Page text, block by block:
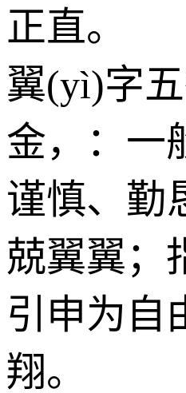
正直。
翼(yì)字
金，：一
谨慎、勤
兢翼翼；
引申为自
翔。